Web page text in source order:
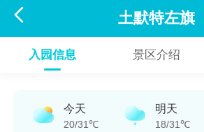
 土默特左旗
入园信息 景区介绍
今天
20/31℃
明天
18/31℃